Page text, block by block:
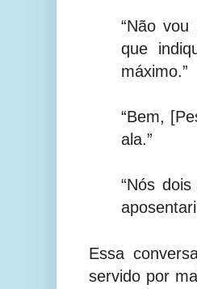
“Não
que
máximo.”
“Bem,
ala.”
“Nós
Essa
servido por